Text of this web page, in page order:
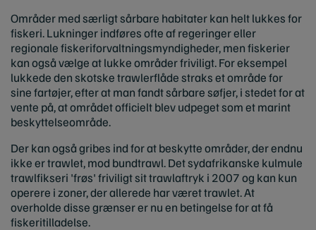
Områder med særligt sårbare habitater kan helt lukkes for
fiskeri. Lukninger indføres ofte af regeringer eller
regionale fiskeriforvaltningsmyndigheder, men fiskerier
kan også vælge at lukke områder friviligt. For eksempel
lukkede den skotske trawlerflåde straks et område for
sine fartøjer, efter at man fandt sårbare søfjer, i stedet for at
vente på, at området officielt blev udpeget som et marint
beskyttelseområde.
Der kan også gribes ind for at beskytte områder, der endnu
ikke er trawlet, mod bundtrawl. Det sydafrikanske kulmule
trawlfikseri 'frøs' friviligt sit trawlaftryk i 2007 og kan kun
operere i zoner, der allerede har været trawlet. At
overholde disse grænser er nu en betingelse for at få
fiskeritilladelse.